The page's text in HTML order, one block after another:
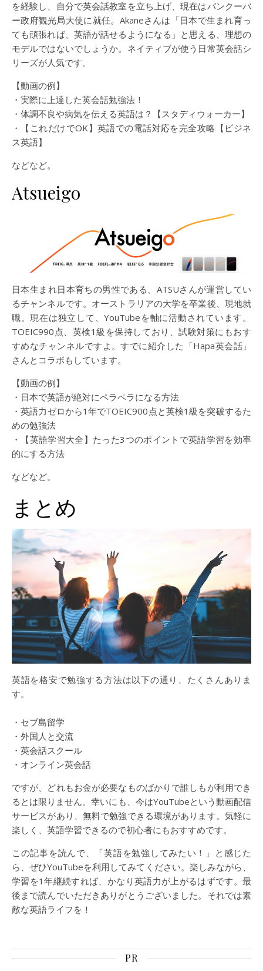
を経験し、自分で英会話教室を立ち上げ、現在はバンクーバ
ー政府観光局大使に就任。Akaneさんは「日本で生まれ育っ
ても頑張れば、英語が話せるようになる」と思える、理想の
モデルではないでしょうか。ネイティブが使う日常英会話シ
リーズが人気です。
【動画の例】
・実際に上達した英会話勉強法！
・体調不良や病気を伝える英語は？【スタディウォーカー】
・【これだけでOK】英語での電話対応を完全攻略【ビジネ
ス英語】
などなど。
Atsueigo
日本生まれ日本育ちの男性である、ATSUさんが運営してい
るチャンネルです。オーストラリアの大学を卒業後、現地就
職。現在は独立して、YouTubeを軸に活動されています。
TOEIC990点、英検1級を保持しており、試験対策にもおす
すめなチャンネルですよ。すでに紹介した「Hapa英会話」
さんとコラボもしています。
【動画の例】
・日本で英語が絶対にペラペラになる方法
・英語力ゼロから1年でTOEIC900点と英検1級を突破するた
めの勉強法
・【英語学習大全】たった3つのポイントで英語学習を効率
的にする方法
などなど。
まとめ
英語を格安で勉強する方法は以下の通り、たくさんありま
す。
・セブ島留学
・外国人と交流
・英会話スクール
・オンライン英会話
ですが、どれもお金が必要なものばかりで誰しもが利用でき
るとは限りません。幸いにも、今はYouTubeという動画配信
サービスがあり、無料で勉強できる環境があります。気軽に
楽しく、英語学習できるので初心者にもおすすめです。
この記事を読んで、「英語を勉強してみたい！」と感じた
ら、ぜひYouTubeを利用してみてください。楽しみながら、
学習を1年継続すれば、かなり英語力が上がるはずです。最
後まで読んでいただきありがとうございました。それでは素
敵な英語ライフを！
PR